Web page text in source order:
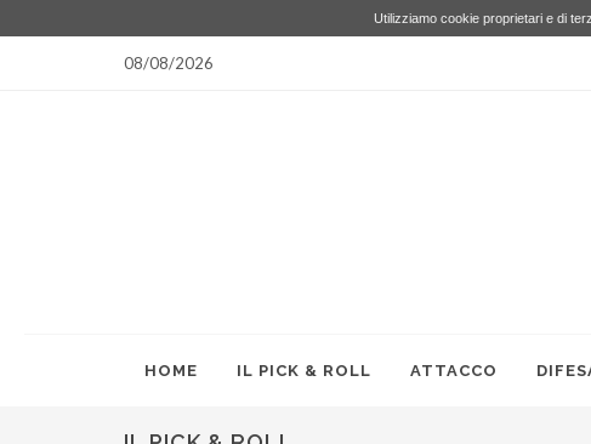
Utilizziamo cookie proprietari e di
08/08/2026
HOME IL PICK & ROLL ATTACCO